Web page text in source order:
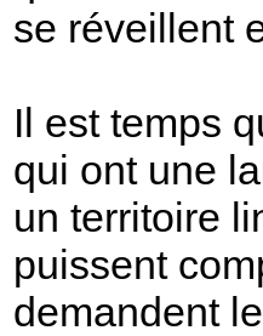
se réveillent
Il est temps
qui ont une
un territoire
puissent
demandent